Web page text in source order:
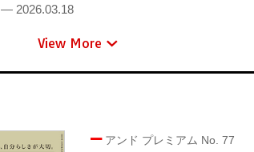
— 2026.03.18
View More
アンド プレミアム No. 77